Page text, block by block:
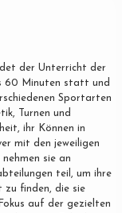
der Unterricht der
60 Minuten statt und
Sportarten
Turnen und
ihr Können in
mit den jeweiligen
sie an
teil, um ihre
zu finden, die sie
auf der gezielten